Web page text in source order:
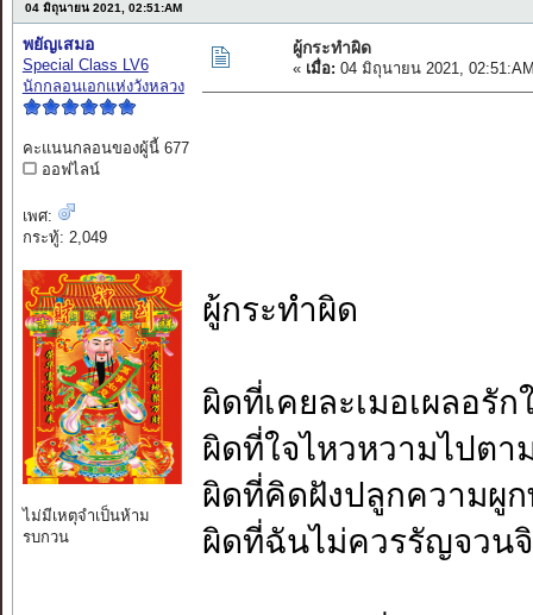
04 มิถุนายน 2021, 02:51:AM
พยัญเสมอ
Special Class LV6
นักกลอนเอกแห่งวังหลวง
คะแนนกลอนของผู้นี้ 677
ออฟไลน์
เพศ:
กระทู้: 2,049
ไม่มีเหตุจำเป็นห้าม
รบกวน
ผู้กระทำผิด
« เมื่อ: 04 มิถุนายน 2021,
ผู้กระทำผิด
ผิดที่เคยละเมอเผลอรัก
ผิดที่ใจไหวหวามไปตา
ผิดที่คิดฝังปลูกความผู
ผิดที่ฉันไม่ควรรัญจวน